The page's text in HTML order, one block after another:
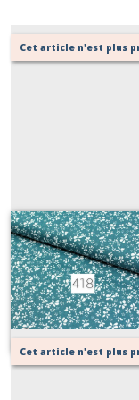
418
Sur demande